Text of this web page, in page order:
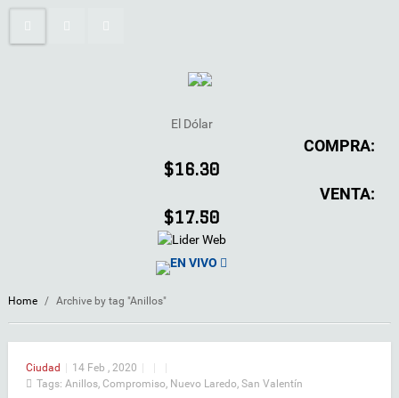
El Dólar
COMPRA:
$16.30
VENTA:
$17.50
EN VIVO
Home / Archive by tag "Anillos"
Ciudad | 14 Feb , 2020 | |
|
Tags: Anillos Compromiso Nuevo Laredo San Valentín